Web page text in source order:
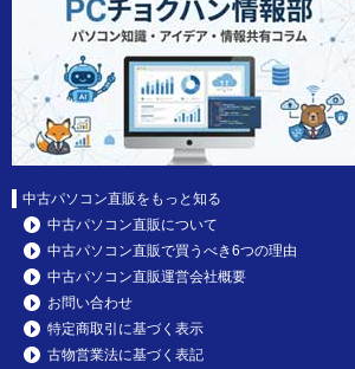
中古パソコン直販をもっと知る
中古パソコン直販について
中古パソコン直販で買うべき6つの理由
中古パソコン直販運営会社概要
お問い合わせ
特定商取引に基づく表示
古物営業法に基づく表記